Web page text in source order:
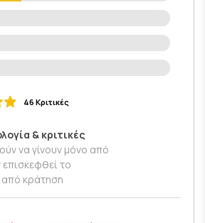
46 Κριτικές
& κριτικές
να γίνουν μόνο από
το
από κράτηση